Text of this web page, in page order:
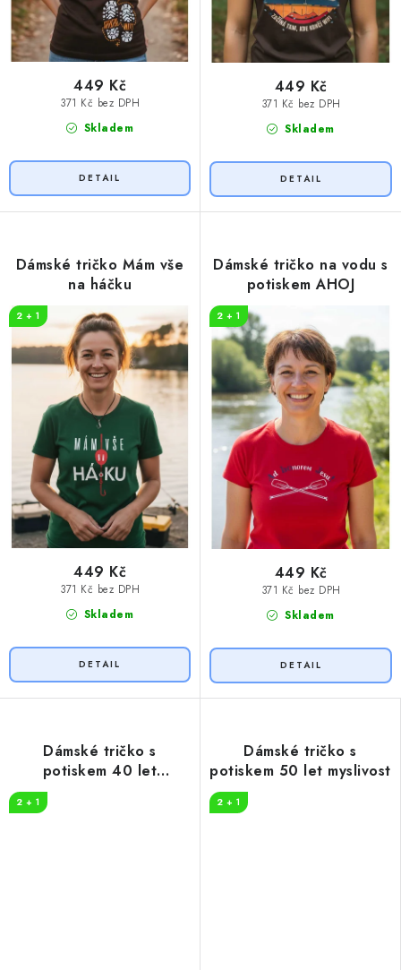
Skladem
371 Kč bez DPH
449 Kč
Skladem
371 Kč bez DPH
449 Kč
Dámské tričko Mám vše
na háčku
2 + 1
Skladem
371 Kč bez DPH
449 Kč
Dámské tričko na vodu s
potiskem AHOJ
2 + 1
Skladem
371 Kč bez DPH
449 Kč
Dámské tričko s
potiskem 40 let
2 + 1
Dámské tričko s
potiskem 50 let myslivost
2 + 1